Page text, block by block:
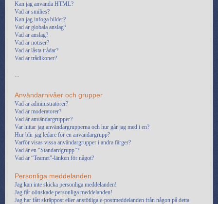
Kan jag använda HTML?
Vad är smilies?
Kan jag infoga bilder?
Vad är globala anslag?
Vad är anslag?
Vad är notiser?
Vad är låsta trådar?
Vad är trådikoner?
--
Användarnivåer och grupper
Vad är administratörer?
Vad är moderatorer?
Vad är användargrupper?
Var hittar jag användargrupperna och hur går jag med i en?
Hur blir jag ledare för en användargrupp?
Varför visas vissa användargrupper i andra färger?
Vad är en “Standardgrupp”?
Vad är “Teamet”-länken för något?
Personliga meddelanden
Jag kan inte skicka personliga meddelanden!
Jag får oönskade personliga meddelanden!
Jag har fått skräppost eller anstötliga e-postmeddelanden från någon på detta